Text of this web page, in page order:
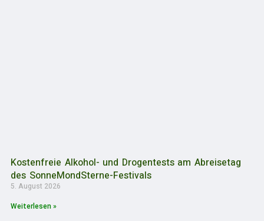
Kostenfreie Alkohol- und Drogentests am Abreisetag
des SonneMondSterne-Festivals
5. August 2026
Weiterlesen »